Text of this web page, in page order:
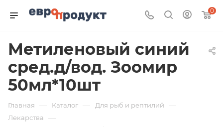
0
Метиленовый синий
сред.д/вод. Зоомир
50мл*10шт
Главная — Каталог — Для рыб и рептилий —
Лекарства —